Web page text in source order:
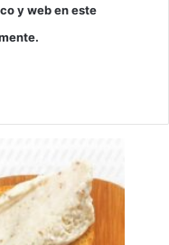
y web en este